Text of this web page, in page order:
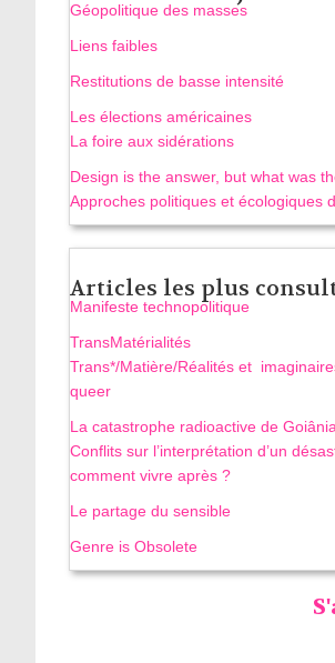
Géopolitique des masses
Liens faibles
Restitutions de basse intensité
Les élections américaines
La foire aux sidérations
Design is the answer, but what was
Approches politiques et écologiques
Articles les plus
Manifeste technopolitique
TransMatérialités
Trans*/Matière/Réalités et
queer
La catastrophe radioactive de
Conflits sur l’interprétation d’un
comment vivre après ?
Le partage du sensible
Genre is Obsolete